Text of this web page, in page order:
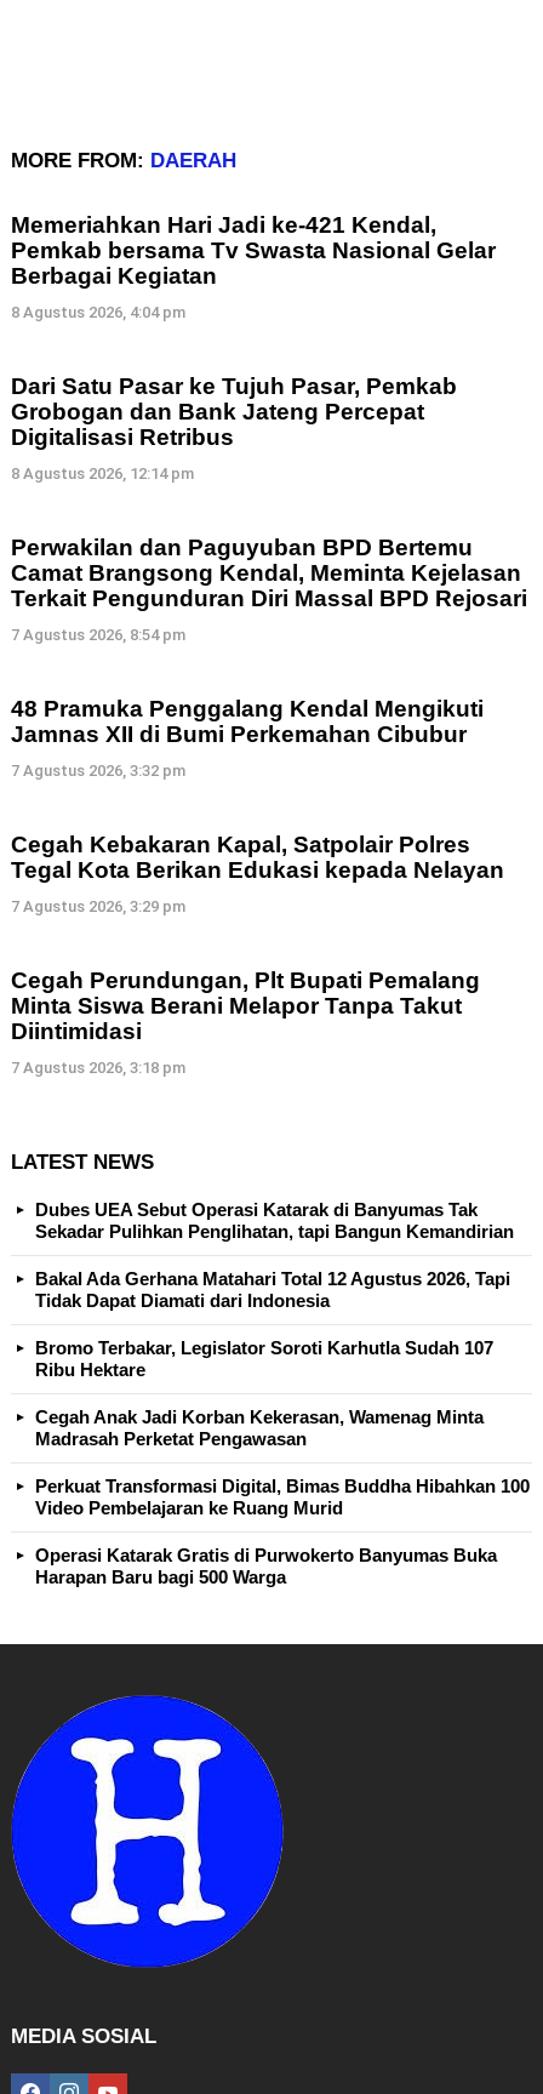
MORE FROM: DAERAH
Memeriahkan Hari Jadi ke-421 Kendal,
Pemkab bersama Tv Swasta Nasional Gelar
Berbagai Kegiatan
8 Agustus 2026, 4:04 pm
Dari Satu Pasar ke Tujuh Pasar, Pemkab
Grobogan dan Bank Jateng Percepat
Digitalisasi Retribus
8 Agustus 2026, 12:14 pm
Perwakilan dan Paguyuban BPD Bertemu
Camat Brangsong Kendal, Meminta Kejelasan
Terkait Pengunduran Diri Massal BPD Rejosari
7 Agustus 2026, 8:54 pm
48 Pramuka Penggalang Kendal Mengikuti
Jamnas XII di Bumi Perkemahan Cibubur
7 Agustus 2026, 3:32 pm
Cegah Kebakaran Kapal, Satpolair Polres
Tegal Kota Berikan Edukasi kepada Nelayan
7 Agustus 2026, 3:29 pm
Cegah Perundungan, Plt Bupati Pemalang
Minta Siswa Berani Melapor Tanpa Takut
Diintimidasi
7 Agustus 2026, 3:18 pm
LATEST NEWS
Dubes UEA Sebut Operasi Katarak di Banyumas Tak
Sekadar Pulihkan Penglihatan, tapi Bangun Kemandirian
Bakal Ada Gerhana Matahari Total 12 Agustus 2026, Tapi
Tidak Dapat Diamati dari Indonesia
Bromo Terbakar, Legislator Soroti Karhutla Sudah 107
Ribu Hektare
Cegah Anak Jadi Korban Kekerasan, Wamenag Minta
Madrasah Perketat Pengawasan
Perkuat Transformasi Digital, Bimas Buddha Hibahkan 100
Video Pembelajaran ke Ruang Murid
Operasi Katarak Gratis di Purwokerto Banyumas Buka
Harapan Baru bagi 500 Warga
MEDIA SOSIAL
facebookinstagramyoutube